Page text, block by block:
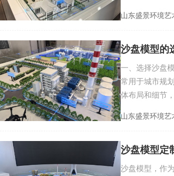
山东盛景环境
沙盘模型的
一、选择沙盘
常用于城市规
体布局和细节
山东盛景环境
沙盘模型定
沙盘模型，作